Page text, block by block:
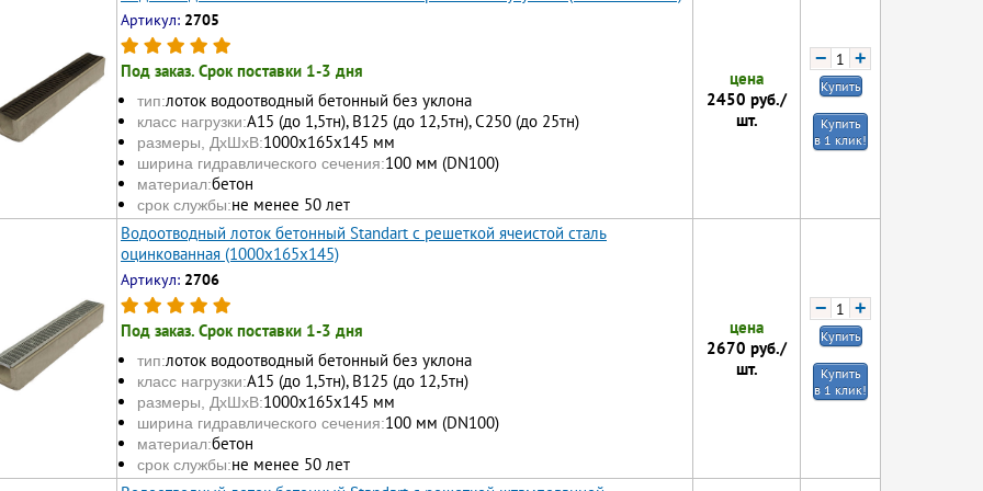
Артикул: 2705
Под заказ. Срок поставки 1-3 дня
тип:лоток водоотводный бетонный без уклона
класс нагрузки:А15 (до 1,5тн), В125 (до 12,5тн), С250 (до 25тн)
размеры, ДхШхВ:1000х165x145 мм
ширина гидравлического сечения:100 мм (DN100)
материал:бетон
срок службы:не менее 50 лет
цена
2450 руб./
шт.
− +
Купить
Купить
в 1 клик!
Водоотводный лоток бетонный Standart с решеткой ячеистой сталь
оцинкованная (1000x165x145)
Артикул: 2706
Под заказ. Срок поставки 1-3 дня
тип:лоток водоотводный бетонный без уклона
класс нагрузки:А15 (до 1,5тн), В125 (до 12,5тн)
размеры, ДхШхВ:1000х165x145 мм
ширина гидравлического сечения:100 мм (DN100)
материал:бетон
срок службы:не менее 50 лет
цена
2670 руб./
шт.
− +
Купить
Купить
в 1 клик!